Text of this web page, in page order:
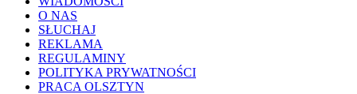
O NAS
SŁUCHAJ
REKLAMA
REGULAMINY
POLITYKA PRYWATNOŚCI
PRACA OLSZTYN